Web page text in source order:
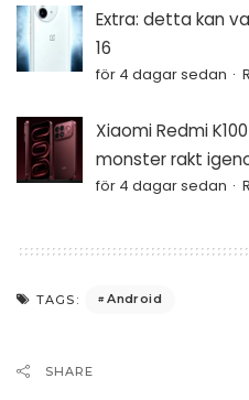
Extra: detta kan
16
för 4 dagar sedan
Xiaomi Redmi
monster rakt
för 4 dagar sedan
TAGS: Android
SHARE